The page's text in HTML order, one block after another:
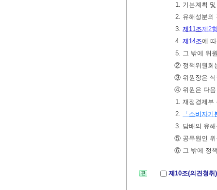
1. 기본계획
2. 유해성분의
3. 제11조제2
4. 제14조에
5. 그 밖에 위
② 정책위원회
③ 위원장은 식
④ 위원은 다음
1. 재정경제부
2.
「소비자기
3. 담배의 유
⑤ 공무원인 위
⑥ 그 밖에 정
제10조(의견청